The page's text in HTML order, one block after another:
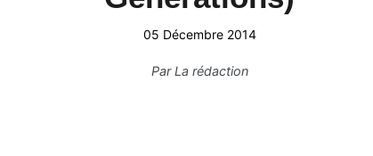
05 Décembre 2014
ParLa rédaction